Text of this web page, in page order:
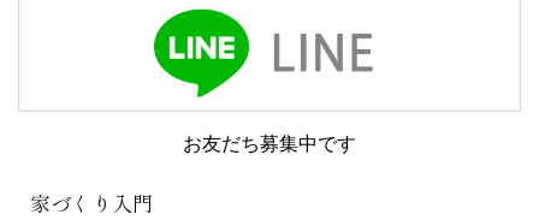
お友だち募集中です
家づくり入門